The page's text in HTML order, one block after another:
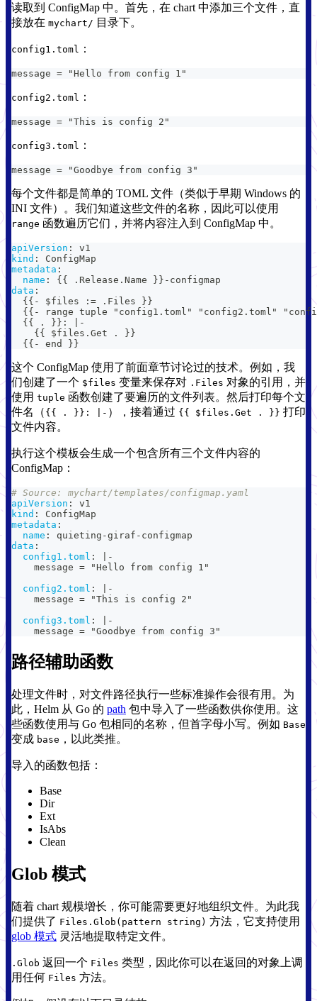
读取到 ConfigMap 中。首先，在 chart 中添加三个文件，直
接放在 mychart/ 目录下。
config1.toml ：
message = "Hello from config 1"
config2.toml ：
message = "This is config 2"
config3.toml ：
message = "Goodbye from config 3"
每个文件都是简单的 TOML 文件（类似于早期 Windows 的
INI 文件）。我们知道这些文件的名称，因此可以使用
range 函数遍历它们，并将内容注入到 ConfigMap 中。
apiVersion :
v1
kind :
ConfigMap
metadata :
name : { { .Release.Name } } - configmap
data :
{ { - $files : = .Files } }
{ { -
range tuple "config1.toml" "config2.toml"
{ { . } } :
-
{ { $files.Get . } }
{ { - end } }
这个 ConfigMap 使用了前面章节讨论过的技术。例如，我
们创建了一个 $files 变量来保存对 .Files 对象的引用，并
使用 tuple 函数创建了要遍历的文件列表。然后打印每个文
件名（ {{ . }}: |- ），接着通过 {{ $files.Get . }} 打印
文件内容。
执行这个模板会生成一个包含所有三个文件内容的
ConfigMap：
# Source: mychart/templates/configmap.yaml
apiVersion :
v1
kind :
ConfigMap
metadata :
name : quieting -giraf - configmap
data :
config1.toml :
-
    message = "Hello from config 1"
config2.toml :
-
    message = "This is config 2"
config3.toml :
-
    message = "Goodbye from config 3"
路径辅助函数
处理文件时，对文件路径执行一些标准操作会很有用。为
此，Helm 从 Go 的 path 包中导入了一些函数供你使用。这
些函数使用与 Go 包相同的名称，但首字母小写。例如 Base
变成 base ，以此类推。
导入的函数包括：
Base
Dir
Ext
IsAbs
Clean
Glob 模式
随着 chart 规模增长，你可能需要更好地组织文件。为此我
们提供了 Files.Glob(pattern string) 方法，它支持使用
glob 模式 灵活地提取特定文件。
.Glob 返回一个 Files 类型，因此你可以在返回的对象上调
用任何 Files 方法。